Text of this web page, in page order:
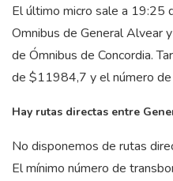
El último micro sale a 19:25
Omnibus de General Alvear
de Ómnibus de Concordia.
de $11984,7 y el número de
Hay rutas directas entre
No disponemos de rutas
El mínimo número de